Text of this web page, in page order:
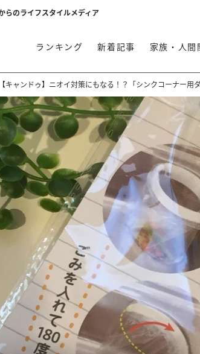
らのライフスタイルメディア
ランキング 新着記事 家族・人間
【キャンドゥ】ニオイ対策にもなる！？「シンクコーナー用